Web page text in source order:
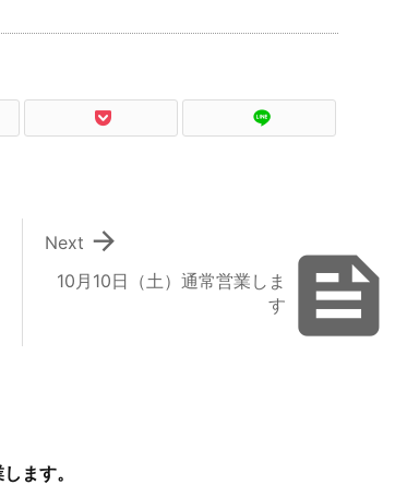

10月10日（土）通常営業しま
す

Next
ます。